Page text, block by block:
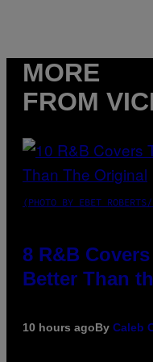
MORE
FROM
(PHOTO BY EBET ROBERTS/
8 R&B
Better Than
10 hours agoBy Caleb